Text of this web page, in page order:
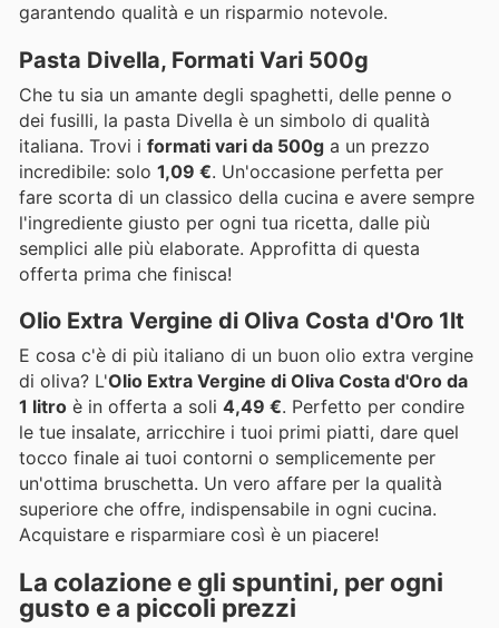
garantendo qualità e un risparmio notevole.
Pasta Divella, Formati Vari 500g
Che tu sia un amante degli spaghetti, delle penne o
dei fusilli, la pasta Divella è un simbolo di qualità
italiana. Trovi i formati vari da 500g a un prezzo
incredibile: solo 1,09 €. Un'occasione perfetta per
fare scorta di un classico della cucina e avere sempre
l'ingrediente giusto per ogni tua ricetta, dalle più
semplici alle più elaborate. Approfitta di questa
offerta prima che finisca!
Olio Extra Vergine di Oliva Costa d'Oro 1lt
E cosa c'è di più italiano di un buon olio extra vergine
di oliva? L'Olio Extra Vergine di Oliva Costa d'Oro da
1 litro è in offerta a soli 4,49 €. Perfetto per condire
le tue insalate, arricchire i tuoi primi piatti, dare quel
tocco finale ai tuoi contorni o semplicemente per
un'ottima bruschetta. Un vero affare per la qualità
superiore che offre, indispensabile in ogni cucina.
Acquistare e risparmiare così è un piacere!
La colazione e gli spuntini, per ogni
gusto e a piccoli prezzi